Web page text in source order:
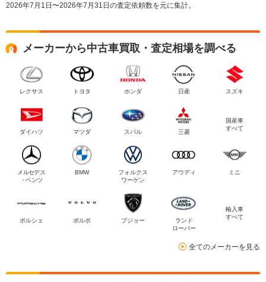
2026年7月1日〜2026年7月31日の査定依頼数を元に集計。
メーカーから中古車買取・査定相場を調べる
レクサス トヨタ ホンダ 日産 スズキ
ダイハツ マツダ スバル 三菱
国産車
すべて
メルセデス
・ベンツ
BMW
フォルクス
ワーゲン
アウディ ミニ
ポルシェ ボルボ プジョー
ランド
ローバー
輸入車
すべて
全てのメーカーを見る